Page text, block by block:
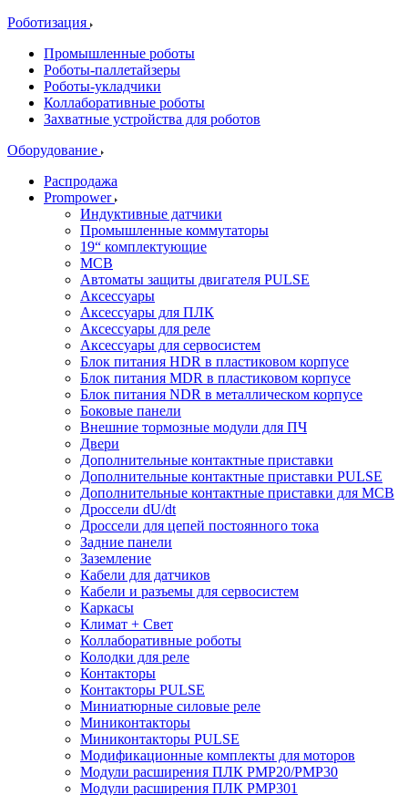
Роботизация
Промышленные роботы
Роботы-паллетайзеры
Роботы-укладчики
Коллаборативные роботы
Захватные устройства для роботов
Оборудование
Распродажа
Prompower
Индуктивные датчики
Промышленные коммутаторы
19“ комплектующие
MCB
Автоматы защиты двигателя PULSE
Аксессуары
Аксессуары для ПЛК
Аксессуары для реле
Аксессуары для сервосистем
Блок питания HDR в пластиковом корпусе
Блок питания MDR в пластиковом корпусе
Блок питания NDR в металлическом корпусе
Боковые панели
Внешние тормозные модули для ПЧ
Двери
Дополнительные контактные приставки
Дополнительные контактные приставки PULSE
Дополнительные контактные приставки для MCB
Дроссели dU/dt
Дроссели для цепей постоянного тока
Задние панели
Заземление
Кабели для датчиков
Кабели и разъемы для сервосистем
Каркасы
Климат + Свет
Коллаборативные роботы
Колодки для реле
Контакторы
Контакторы PULSE
Миниатюрные силовые реле
Миниконтакторы
Миниконтакторы PULSE
Модификационные комплекты для моторов
Модули расширения ПЛК PMP20/PMP30
Модули расширения ПЛК PMP301